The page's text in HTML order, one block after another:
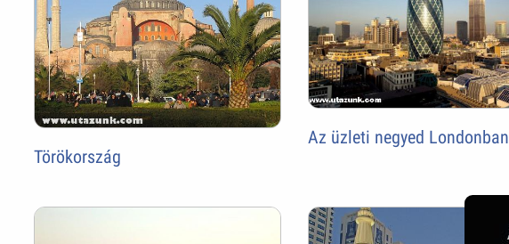
Törökország
Az üzleti negyed Londonban